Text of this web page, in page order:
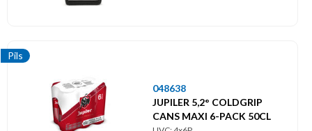
Pils
048638
JUPILER 5,2° COLDGRIP
CANS MAXI 6-PACK 50CL